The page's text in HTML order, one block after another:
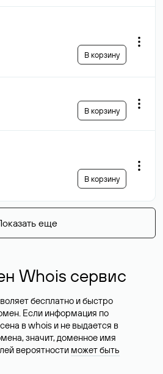
В корзину
В корзину
В корзину
еще
Whois сервис
бесплатно и быстро
Если информация по
в whois и не выдается в
значит, доменное имя
вероятности может быть